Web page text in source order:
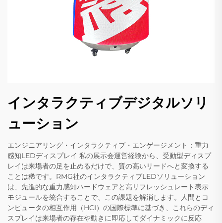
インタラクティブデジタルソリ
ューション
エンジニアリング・インタラクティブ・エンゲージメント：重力
感知LEDディスプレイ 私の展示会運営経験から、受動型ディスプ
レイは来場者の足を止めるだけで、質の高いリードへと変換する
ことは稀です。RMG社のインタラクティブLEDソリューション
は、先進的な重力感知ハードウェアと高リフレッシュレート表示
モジュールを統合することで、この課題を解消します。人間とコ
ンピュータの相互作用（HCI）の国際標準に基づき、これらのディ
スプレイは来場者の存在や動きに即応してダイナミックに反応